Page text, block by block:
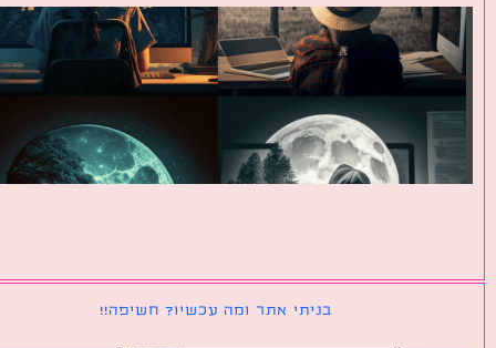
בניתי אתר ומה עכשיו? חשיפה!!